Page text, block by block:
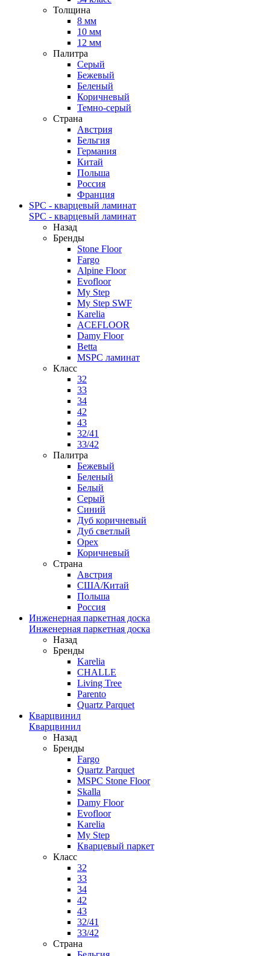
Толщина
8 мм
10 мм
12 мм
Палитра
Серый
Бежевый
Беленый
Коричневый
Темно-серый
Страна
Австрия
Бельгия
Германия
Китай
Польша
Россия
Франция
SPC - кварцевый ламинат
SPC - кварцевый ламинат
Назад
Бренды
Stone Floor
Fargo
Alpine Floor
Evofloor
My Step
My Step SWF
Karelia
ACEFLOOR
Damy Floor
Betta
MSPC ламинат
Класс
32
33
34
42
43
32/41
33/42
Палитра
Бежевый
Беленый
Белый
Серый
Синий
Дуб коричневый
Дуб светлый
Орех
Коричневый
Страна
Австрия
США/Китай
Польша
Россия
Инженерная паркетная доска
Инженерная паркетная доска
Назад
Бренды
Karelia
CHALLE
Living Tree
Parento
Quartz Parquet
Кварцвинил
Кварцвинил
Назад
Бренды
Fargo
Quartz Parquet
MSPC Stone Floor
Skalla
Damy Floor
Evofloor
Karelia
My Step
Кварцевый паркет
Класс
32
33
34
42
43
32/41
33/42
Страна